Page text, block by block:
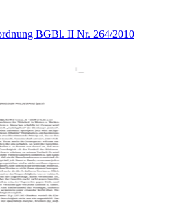
BGBl. II Nr. 264/2010